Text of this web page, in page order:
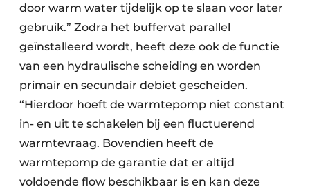
door warm water tijdelijk op te slaan voor later
gebruik.” Zodra het buffervat parallel
geïnstalleerd wordt, heeft deze ook de functie
van een hydraulische scheiding en worden
primair en secundair debiet gescheiden.
“Hierdoor hoeft de warmtepomp niet constant
in- en uit te schakelen bij een fluctuerend
warmtevraag. Bovendien heeft de
warmtepomp de garantie dat er altijd
voldoende flow beschikbaar is en kan deze